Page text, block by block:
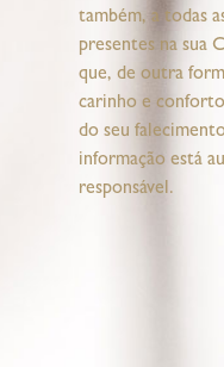
também, a todas
presentes na sua
que, de outra
carinho e
do seu
informação está
responsável.